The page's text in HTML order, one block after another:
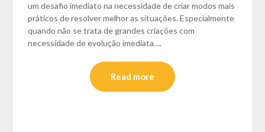
um desafio imediato na necessidade de criar modos mais
práticos de resolver melhor as situações. Especialmente
quando não se trata de grandes criações com
necessidade de evolução imediata….
Read more